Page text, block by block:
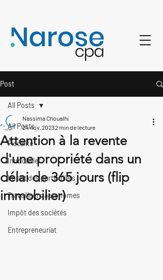
Post
All Posts
Fiscalité
Immobilier
Impôt des particuliers
Travailleurs autonomes
Impôt des sociétés
Entrepreneuriat
All Posts
Attention à la revente
d'une propriété dans un
délai de 365 jours (flip
immobilier)
Nassima Choualhi
24 nov. 20232 min de lecture